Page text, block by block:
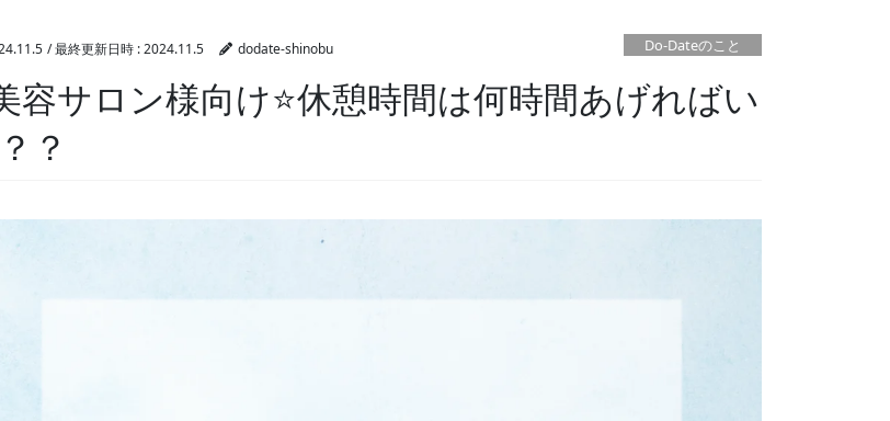
/ 最終更新日時 :2024.11.5 dodate-shinobu Do-Dateのこと
容サロン様向け⭐️休憩時間は何時間あげればい
？